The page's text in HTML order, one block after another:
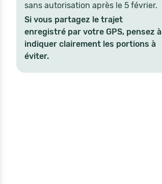
sans autorisation après le 5 février.
Si vous partagez le trajet
enregistré par votre GPS, pensez à
indiquer clairement les portions à
éviter.